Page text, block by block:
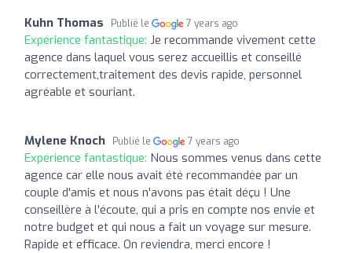
Kuhn Thomas Publié le 7 years ago
Expérience fantastique: Je recommande vivement cette
agence dans laquel vous serez accueillis et conseillé
correctement,traitement des devis rapide, personnel
agréable et souriant.
Mylene Knoch Publié le 7 years ago
Expérience fantastique: Nous sommes venus dans cette
agence car elle nous avait été recommandée par un
couple d'amis et nous n'avons pas était déçu ! Une
conseillère à l'écoute, qui a pris en compte nos envie et
notre budget et qui nous a fait un voyage sur mesure.
Rapide et efficace. On reviendra, merci encore !